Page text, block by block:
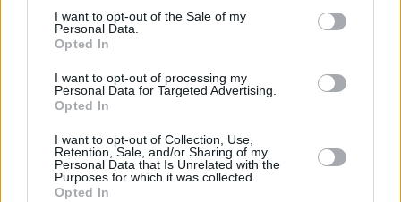
I want to opt-out of the Sale of my
Personal Data.
Opted In
I want to opt-out of processing my
Personal Data for Targeted Advertising.
Opted In
I want to opt-out of Collection, Use,
Retention, Sale, and/or Sharing of my
Personal Data that Is Unrelated with the
Purposes for which it was collected.
Opted In
Το άρθρο δεν έχει ακόμα βαθμολογηθεί.
Βαθμολογήστε αυτό το άρθρο:
★★★